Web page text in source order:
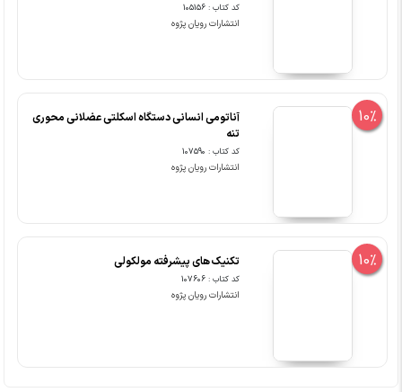
کد کتاب : 105156
انتشارات رویان پژوه
10%
آناتومی انسانی دستگاه اسکلتی عضلانی محوری
تنه
کد کتاب : 107590
انتشارات رویان پژوه
10% تکنیک های پیشرفته مولکولی
کد کتاب : 107606
انتشارات رویان پژوه